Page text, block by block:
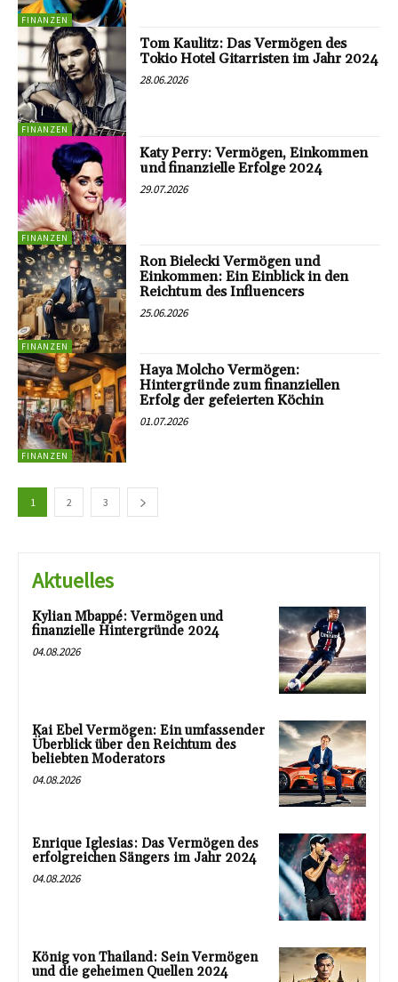
FINANZEN
FINANZEN
Tom Kaulitz: Das Vermögen des
Tokio Hotel Gitarristen im Jahr 2024
28.06.2026
FINANZEN
Katy Perry: Vermögen, Einkommen
und finanzielle Erfolge 2024
29.07.2026
FINANZEN
Ron Bielecki Vermögen und
Einkommen: Ein Einblick in den
Reichtum des Influencers
25.06.2026
FINANZEN
Haya Molcho Vermögen:
Hintergründe zum finanziellen
Erfolg der gefeierten Köchin
01.07.2026
1 2 3
Aktuelles
Kylian Mbappé: Vermögen und
finanzielle Hintergründe 2024
04.08.2026
Kai Ebel Vermögen: Ein umfassender
Überblick über den Reichtum des
beliebten Moderators
04.08.2026
Enrique Iglesias: Das Vermögen des
erfolgreichen Sängers im Jahr 2024
04.08.2026
König von Thailand: Sein Vermögen
und die geheimen Quellen 2024